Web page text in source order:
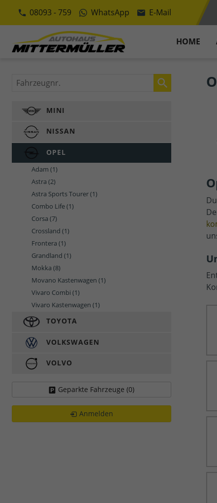
08093 - 759 WhatsApp E-Mail
HOME
Fahrzeugnr.
MINI
NISSAN
OPEL
Adam (1)
Astra (2)
Astra Sports Tourer(1)
Combo Life(1)
Corsa (7)
Crossland (1)
Frontera (1)
Grandland (1)
Mokka (8)
Movano Kastenwagen (1)
Vivaro Combi (1)
Vivaro Kastenwagen (1)
TOYOTA
VOLKSWAGEN
VOLVO
Geparkte Fahrzeuge (0)
Anmelden